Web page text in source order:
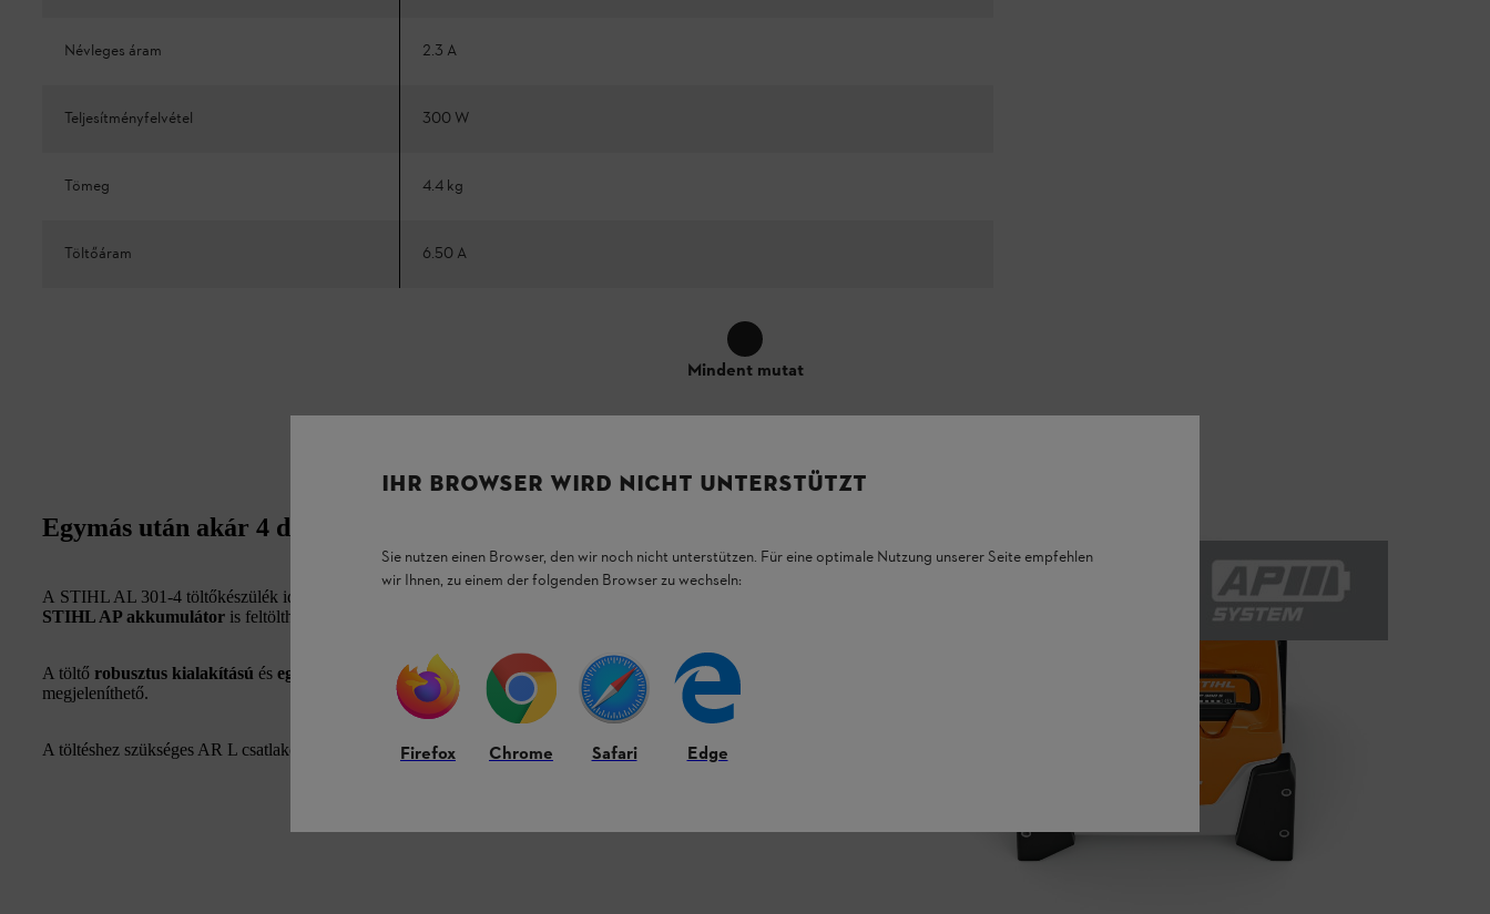
Névleges áram 2.3 A
Teljesítményfelvétel 300 W
Tömeg 4.4 kg
Töltőáram 6.50 A
Mindent mutat
Egymás után akár 4 db akkumulátor töltéséhez
A STIHL AL 301-4 töltőkészülék ideális a profi felhasználók számára. A töltővel egymás után
STIHL AP akkumulátor is feltölthető. Járművekbe és akár falra is szerelhető.
A töltő robusztus kialakítású és egyszerűen kezelhető. Az akkumulátorok töltési állapota egy gombnyomással
megjeleníthető.
A töltéshez szükséges AR L csatlakozókábel és az AP adapter külön endelhető tartozékként kapható.
IHR BROWSER WIRD NICHT UNTERSTÜTZT
Sie nutzen einen Browser, den wir noch nicht unterstützen. Für eine optimale Nutzung unserer Seite empfehlen
wir Ihnen, zu einem der folgenden Browser zu wechseln:
Firefox Chrome Safari Edge